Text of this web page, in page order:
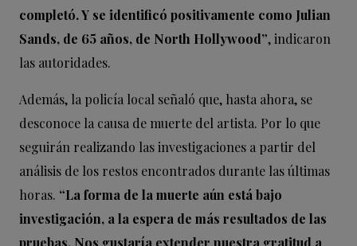
completó. Y se identificó positivamente como Julian
Sands, de 65 años, de North Hollywood”, indicaron
las autoridades.
Además, la policía local señaló que, hasta ahora, se
desconoce la causa de muerte del artista. Por lo que
seguirán realizando las investigaciones a partir del
análisis de los restos encontrados durante las últimas
horas. “La forma de la muerte aún está bajo
investigación, a la espera de más resultados de las
pruebas. Nos gustaría extender nuestra gratitud a